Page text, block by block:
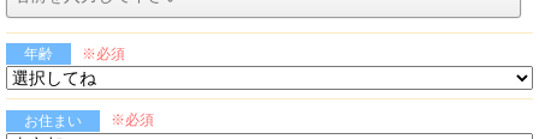
年齢 ※必須
お住まい ※必須